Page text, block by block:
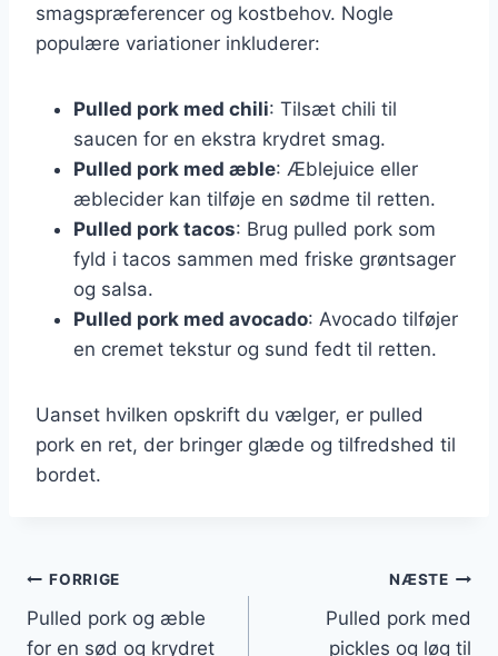
smagspræferencer og kostbehov. Nogle
populære variationer inkluderer:
Pulled pork med chili: Tilsæt chili til
saucen for en ekstra krydret smag.
Pulled pork med æble: Æblejuice eller
æblecider kan tilføje en sødme til retten.
Pulled pork tacos: Brug pulled pork som
fyld i tacos sammen med friske grøntsager
og salsa.
Pulled pork med avocado: Avocado tilføjer
en cremet tekstur og sund fedt til retten.
Uanset hvilken opskrift du vælger, er pulled
pork en ret, der bringer glæde og tilfredshed til
bordet.
Indlægsnavigation
FORRIGE
Pulled pork og æble
for en sød og krydret
NÆSTE
Pulled pork med
pickles og løg til